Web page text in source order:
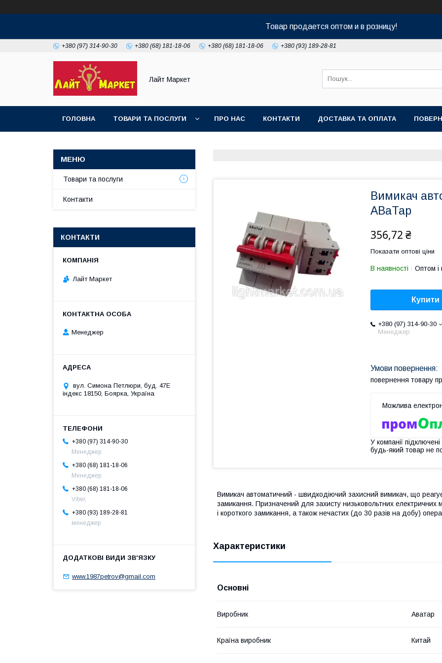
Товар продается оптом и в розницу!
+380 (97) 314-90-30 +380 (68) 181-18-06 +380 (68) 181-18-06 +380 (93) 189-28-81
Лайт Маркет
ГОЛОВНА ТОВАРИ ТА ПОСЛУГИ ПРО НАС КОНТАКТИ ДОСТАВКА ТА ОПЛАТА
Вимикач
АВаТар
356,72 ₴
Показати оптові ціни
В наявності Оптом і
Купити
+380 (97) 314-90-30
Менеджер
повернення товару
У компанії
будь-який товар не
Вимикач автоматичний - швидкодіючий захисний вимикач, що
замикання. Призначений для захисту низьковольтних
і короткого замикання, а також нечастих (до 30 разів на добу)
Характеристики
Основні
Виробник Аватар
Країна виробник Китай
Товари та послуги
Контакти
КОНТАКТИ
Лайт Маркет
Менеджер
вул. Симона Петлюри, буд. 47Е
індекс 18150, Боярка, Україна
+380 (97) 314-90-30
Менеджер
+380 (68) 181-18-06
Менеджер
+380 (68) 181-18-06
Viber,
+380 (93) 189-28-81
менеджер
www.1987petrov@gmail.com